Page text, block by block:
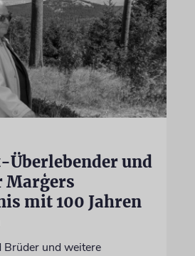
Überlebender und
mit 100 Jahren
Brüder und weitere